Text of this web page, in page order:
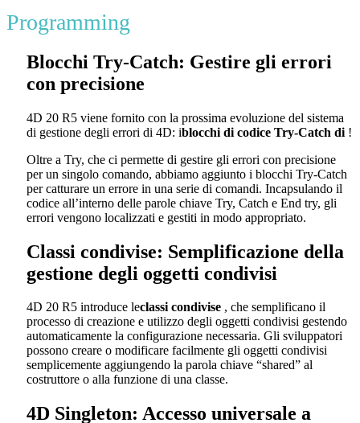
Programming
Blocchi Try-Catch: Gestire gli errori
con precisione
4D 20 R5 viene fornito con la prossima evoluzione del sistema
di gestione degli errori di 4D: iblocchi di codice Try-Catch di !
Oltre a Try, che ci permette di gestire gli errori con precisione
per un singolo comando, abbiamo aggiunto i blocchi Try-Catch
per catturare un errore in una serie di comandi. Incapsulando il
codice all’interno delle parole chiave Try, Catch e End try, gli
errori vengono localizzati e gestiti in modo appropriato.
Classi condivise: Semplificazione della
gestione degli oggetti condivisi
4D 20 R5 introduce leclassi condivise , che semplificano il
processo di creazione e utilizzo degli oggetti condivisi gestendo
automaticamente la configurazione necessaria. Gli sviluppatori
possono creare o modificare facilmente gli oggetti condivisi
semplicemente aggiungendo la parola chiave “shared” al
costruttore o alla funzione di una classe.
4D Singleton: Accesso universale a